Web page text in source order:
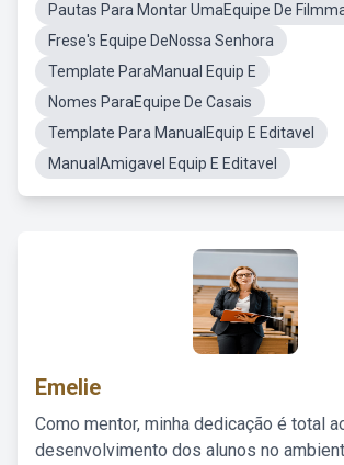
Pautas Para Montar UmaEquipe De
Frese's Equipe DeNossa Senhora
Template ParaManual Equip E
Nomes ParaEquipe De Casais
Template Para ManualEquip E Editavel
ManualAmigavel Equip E Editavel
Emelie
Como mentor, minha dedicação é total
desenvolvimento dos alunos no